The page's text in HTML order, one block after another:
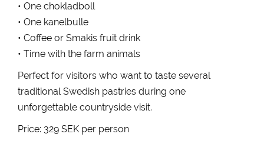
• One chokladboll
• One kanelbulle
• Coffee or Smakis fruit drink
• Time with the farm animals
Perfect for visitors who want to taste several
traditional Swedish pastries during one
unforgettable countryside visit.
Price: 329 SEK per person